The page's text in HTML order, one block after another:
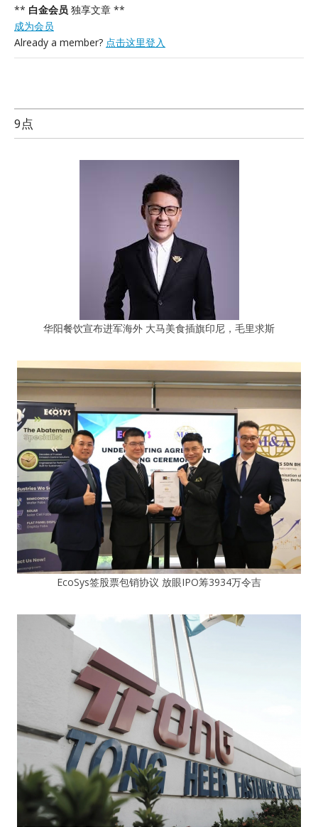
** 白金会员 独享文章 **
成为会员
Already a member? 点击这里登入
9点
华阳餐饮宣布进军海外 大马美食插旗印尼，毛里求斯
EcoSys签股票包销协议 放眼IPO筹3934万令吉